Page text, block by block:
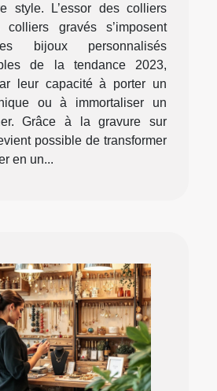
style. L’essor des colliers
gravés s’imposent
bijoux personnalisés
de la tendance 2023,
leur capacité à porter un
ou à immortaliser un
Grâce à la gravure sur
possible de transformer
en un...